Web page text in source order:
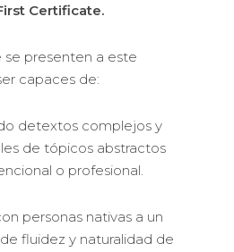
Certificate.
se presenten a este
capaces de:
detextos complejos y
de tópicos abstractos
o profesional.
personas nativas a un
fluidez y naturalidad de